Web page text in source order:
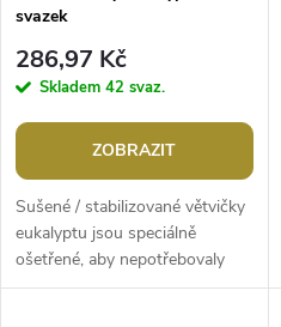
svazek
286,97 Kč
Skladem 42 svaz.
ZOBRAZIT
Sušené / stabilizované větvičky
eukalyptu jsou speciálně
ošetřené, aby nepotřebovaly
žádnou vodu a světlo po dobu